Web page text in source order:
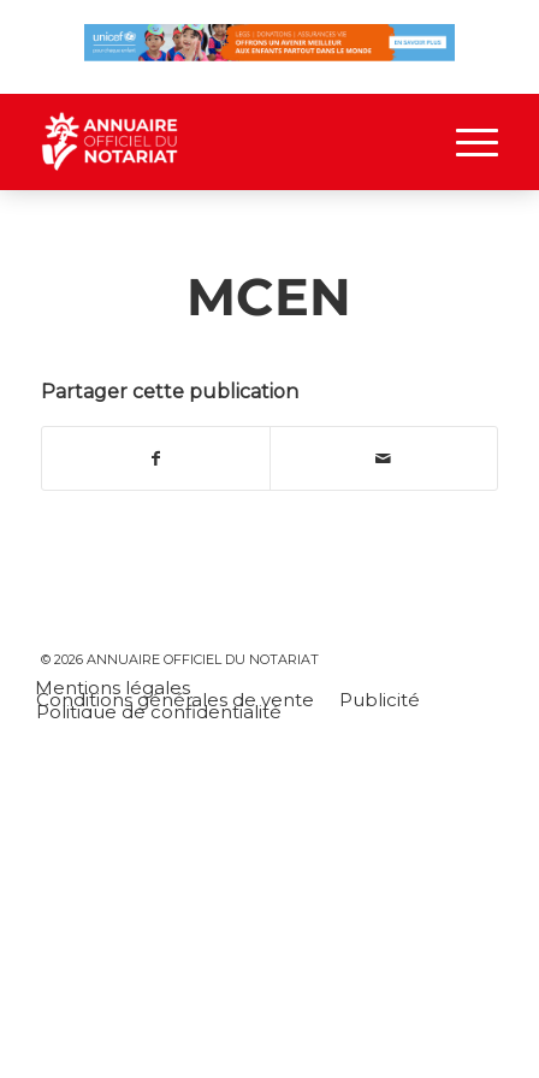
MCEN
Partager cette publication
© 2026 ANNUAIRE OFFICIEL DU NOTARIAT
Mentions légales
Conditions générales de vente Publicité
Politique de confidentialité